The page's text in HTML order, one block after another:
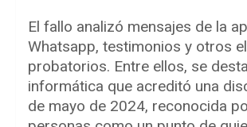
El fallo analizó mensajes de la
Whatsapp, testimonios y otros
probatorios. Entre ellos, se
informática que acreditó una
de mayo de 2024, reconocida